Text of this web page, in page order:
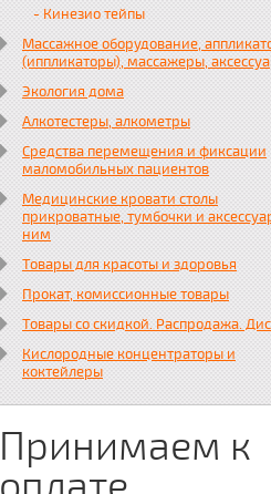
- Кинезио тейпы
Массажное оборудование,
(иппликаторы), массажеры,
Экология дома
Алкотестеры, алкометры
Средства перемещения и фиксации
маломобильных пациентов
Медицинские кровати столы
прикроватные, тумбочки и
ним
Товары для красоты и здоровья
Прокат, комиссионные товары
Товары со скидкой. Распродажа.
Кислородные концентраторы и
коктейлеры
Принимаем к